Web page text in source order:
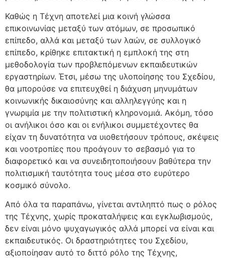
Καθώς η Τέχνη αποτελεί μια κοινή γλώσσα
επικοινωνίας μεταξύ των ατόμων, σε προσωπικό
επίπεδο, αλλά και μεταξύ των λαών, σε συλλογικό
επίπεδο, κρίθηκε επιτακτική η εμπλοκή της στη
μεθοδολογία των προβλεπόμενων εκπαιδευτικών
εργαστηρίων. Έτσι, μέσω της υλοποίησης του Σχεδίου,
θα μπορούσε να επιτευχθεί η διάχυση μηνυμάτων
κοινωνικής δικαιοσύνης και αλληλεγγύης και η
γνωριμία με την πολιτιστική κληρονομιά. Ακόμη, τόσο
οι ανήλικοι όσο και οι ενήλικοι συμμετέχοντες θα
είχαν τη δυνατότητα να υιοθετήσουν τρόπους, σκέψεις
και νοοτροπίες που προάγουν το σεβασμό για το
διαφορετικό και να συνειδητοποιήσουν βαθύτερα την
πολιτισμική ταυτότητα τους μέσα στο ευρύτερο
κοσμικό σύνολο.
Από όλα τα παραπάνω, γίνεται αντιληπτό πως ο ρόλος
της Τέχνης, χωρίς προκαταλήψεις και εγκλωβισμούς,
δεν είναι μόνο ψυχαγωγικός αλλά μπορεί να είναι και
εκπαιδευτικός. Οι δραστηριότητες του Σχεδίου,
αξιοποίησαν αυτό το διττό ρόλο της Τέχνης,